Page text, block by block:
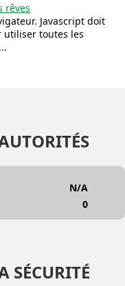
rêves
Javascript doit
utiliser toutes les
N/A
0
SÉCURITÉ